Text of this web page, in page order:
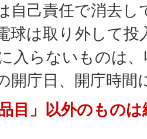
自己責任で消去し
球は取り外して
入らないものは
開庁日、開庁時間
目」以外のもの